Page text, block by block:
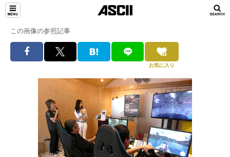
この画像の参照記事
お気に入り